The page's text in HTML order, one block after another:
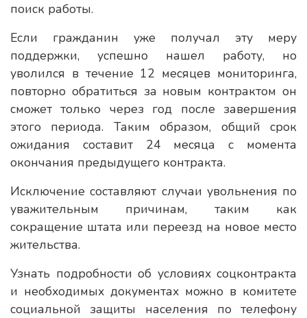
поиск работы.
Если гражданин уже получал эту меру
поддержки, успешно нашел работу, но
уволился в течение 12 месяцев мониторинга,
повторно обратиться за новым контрактом он
сможет только через год после завершения
этого периода. Таким образом, общий срок
ожидания составит 24 месяца с момента
окончания предыдущего контракта.
Исключение составляют случаи увольнения по
уважительным причинам, таким как
сокращение штата или переезд на новое место
жительства.
Узнать подробности об условиях соцконтракта
и необходимых документах можно в комитете
социальной защиты населения по телефону